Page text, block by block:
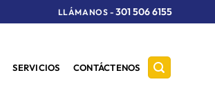
LLÁMANOS - 301 506 6155
SERVICIOS CONTÁCTENOS